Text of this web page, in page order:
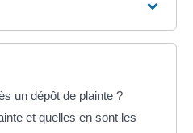
un dépôt de plainte ?
et quelles en sont les